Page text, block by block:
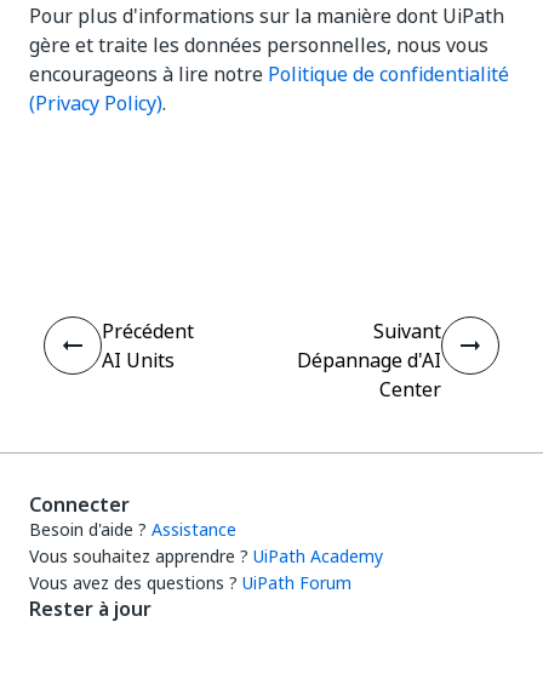
Pour plus d'informations sur la manière dont UiPath
gère et traite les données personnelles, nous vous
encourageons à lire notre Politique de confidentialité
(Privacy Policy).
Précédent
AI Units
Suivant
Dépannage d'AI
Center
Connecter
Besoin d'aide ? Assistance
Vous souhaitez apprendre ? UiPath Academy
Vous avez des questions ? UiPath Forum
Rester à jour